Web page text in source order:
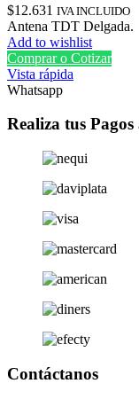
$12.631 IVA INCLUIDO
Antena TDT Delgada.
Add to wishlist
Comprar o Cotizar
Vista rápida
Whatsapp
Realiza tus Pagos
Contáctanos